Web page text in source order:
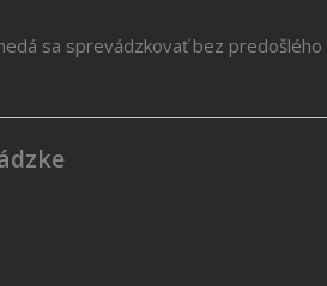
sa sprevádzkovať bez predošlého